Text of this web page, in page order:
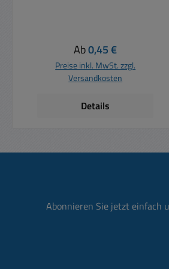
Mikrofonkabel oder auch in
Verbindung mit
Lautsprecherkabel siehe
auch Zubehör-Register
Regulärer Preis:
Ab0,45 €
Preise inkl. MwSt. zzgl.
Versandkosten
Details
Abonnieren Sie jetzt einfach